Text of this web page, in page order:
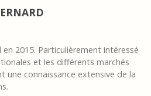
2015. Particulièrement intéressé
et les différents marchés
une connaissance extensive de la